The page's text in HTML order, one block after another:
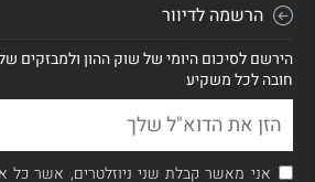
הרשמה לדיוור
הירשם לסיכום היומי של שוק ההון ולמבזקים של
חובה לכל משקיע
אני מאשר קבלת שני ניוזלטרים, אשר כל